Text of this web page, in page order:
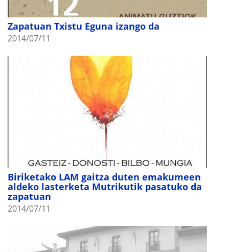
Zapatuan Txistu Eguna izango da
2014/07/11
Biriketako LAM gaitza duten emakumeen
aldeko lasterketa Mutrikutik pasatuko da
zapatuan
2014/07/11